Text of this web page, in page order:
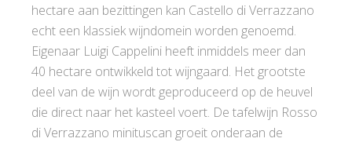
hectare aan bezittingen kan Castello di Verrazzano
echt een klassiek wijndomein worden genoemd.
Eigenaar Luigi Cappelini heeft inmiddels meer dan
40 hectare ontwikkeld tot wijngaard. Het grootste
deel van de wijn wordt geproduceerd op de heuvel
die direct naar het kasteel voert. De tafelwijn Rosso
di Verrazzano minituscan groeit onderaan de